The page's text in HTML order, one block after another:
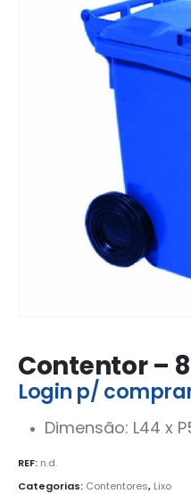
Contentor –
Login p/
Dimensão: L44 x
REF: n.d.
Categorias: Contentores, Lixo